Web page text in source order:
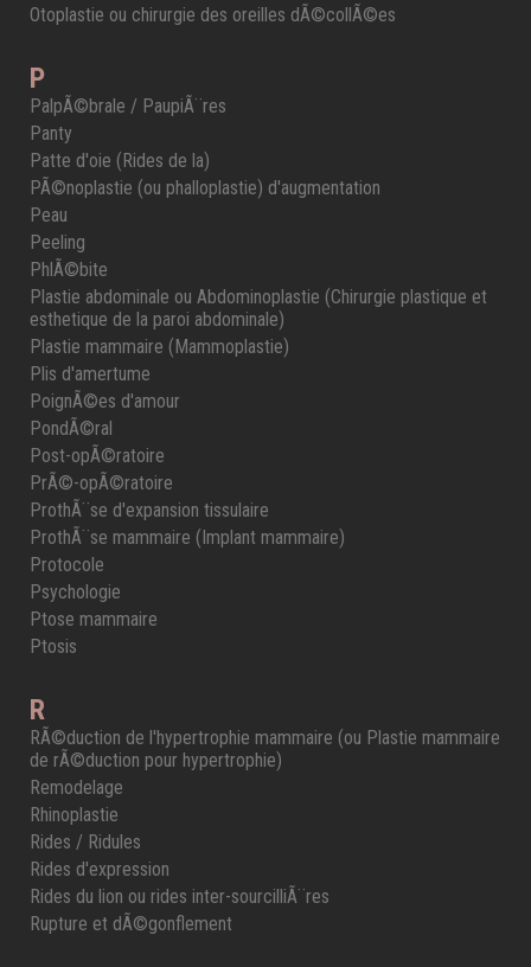
Otoplastie ou chirurgie des oreilles dÃ©collÃ©es
P
PalpÃ©brale / PaupiÃ¨res
Panty
Patte d'oie (Rides de la)
PÃ©noplastie (ou phalloplastie) d'augmentation
Peau
Peeling
PhlÃ©bite
Plastie abdominale ou Abdominoplastie (Chirurgie plastique et
esthetique de la paroi abdominale)
Plastie mammaire (Mammoplastie)
Plis d'amertume
PoignÃ©es d'amour
PondÃ©ral
Post-opÃ©ratoire
PrÃ©-opÃ©ratoire
ProthÃ¨se d'expansion tissulaire
ProthÃ¨se mammaire (Implant mammaire)
Protocole
Psychologie
Ptose mammaire
Ptosis
R
RÃ©duction de l'hypertrophie mammaire (ou Plastie mammaire
de rÃ©duction pour hypertrophie)
Remodelage
Rhinoplastie
Rides / Ridules
Rides d'expression
Rides du lion ou rides inter-sourcilliÃ¨res
Rupture et dÃ©gonflement